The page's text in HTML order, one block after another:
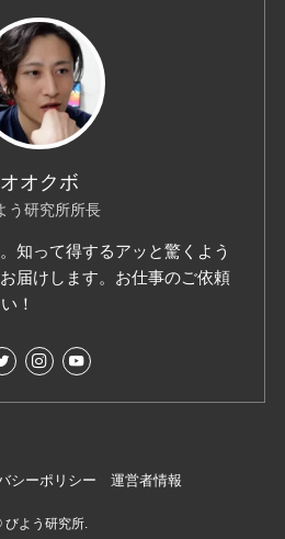
オオクボ
う研究所所長
知って得するアッと驚くよう
届けします。お仕事のご依頼
！
シーポリシー 運営者情報
びよう研究所.